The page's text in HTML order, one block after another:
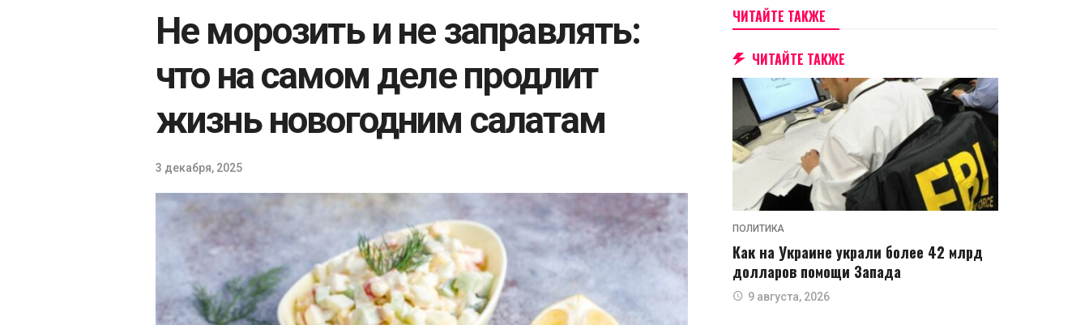
Не морозить и не заправлять:
что на самом деле продлит
жизнь новогодним салатам
3 декабря, 2025
ЧИТАЙТЕ ТАКЖЕ
ЧИТАЙТЕ ТАКЖЕ
ПОЛИТИКА
Как на Украине украли более 42 млрд
долларов помощи Запада
9 августа, 2026